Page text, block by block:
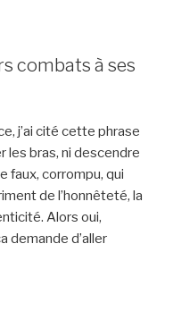
combats à ses
j’ai cité cette phrase
les bras, ni descendre
faux, corrompu, qui
de l’honnêteté, la
Alors oui,
demande d’aller